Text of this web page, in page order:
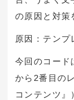
の原因と対策
原因：テンプ
今回のコード
から2番目の
コンテンツ』